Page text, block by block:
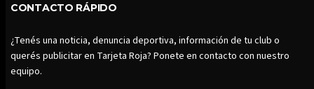
CONTACTO RÁPIDO
¿Tenés una noticia, denuncia deportiva, información de tu club o
querés publicitar en Tarjeta Roja? Ponete en contacto con nuestro
equipo.